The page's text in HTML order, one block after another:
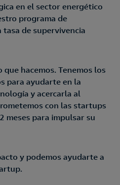
en el sector energético
programa de
tasa de supervivencia
que hacemos. Tenemos los
para ayudarte en la
y acercarla al
con las startups
meses para impulsar su
y podemos ayudarte a